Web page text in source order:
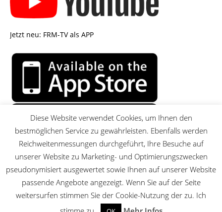
Jetzt neu: FRM-TV als APP
MENU
Diese Website verwendet Cookies, um Ihnen den
bestmöglichen Service zu gewährleisten. Ebenfalls werden
Reichweitenmessungen durchgeführt, Ihre Besuche auf
unserer Website zu Marketing- und Optimierungszwecken
pseudonymisiert ausgewertet sowie Ihnen auf unserer Website
passende Angebote angezeigt. Wenn Sie auf der Seite
weitersurfen stimmen Sie der Cookie-Nutzung der zu. Ich